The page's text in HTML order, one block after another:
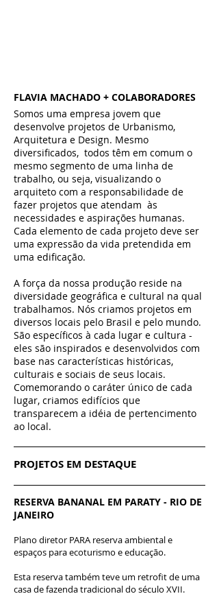
FLAVIA MACHADO + COLABORADORES
Somos uma empresa jovem que
desenvolve projetos de Urbanismo,
Arquitetura e Design. Mesmo
diversificados, todos têm em comum o
mesmo segmento de uma linha de
trabalho, ou seja, visualizando o
arquiteto com a responsabilidade de
fazer projetos que atendam às
necessidades e aspirações humanas.
Cada elemento de cada projeto deve ser
uma expressão da vida pretendida em
uma edificação.
A força da nossa produção reside na
diversidade geográfica e cultural na qual
trabalhamos. Nós criamos projetos em
diversos locais pelo Brasil e pelo mundo.
São específicos à cada lugar e cultura -
eles são inspirados e desenvolvidos com
base nas características históricas,
culturais e sociais de seus locais.
Comemorando o caráter único de cada
lugar, criamos edifícios que
transparecem a idéia de pertencimento
ao local.
PROJETOS EM DESTAQUE
RESERVA BANANAL EM PARATY - RIO DE
JANEIRO
Plano diretor PARA reserva ambiental e
espaços para ecoturismo e educação.
Esta reserva também teve um retrofit de uma
casa de fazenda tradicional do século XVII.